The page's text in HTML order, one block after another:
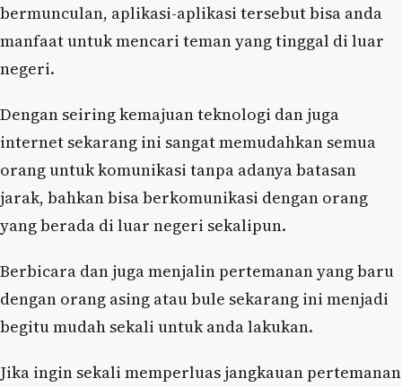
bermunculan, aplikasi-aplikasi tersebut bisa anda
manfaat untuk mencari teman yang tinggal di luar
negeri.
Dengan seiring kemajuan teknologi dan juga
internet sekarang ini sangat memudahkan semua
orang untuk komunikasi tanpa adanya batasan
jarak, bahkan bisa berkomunikasi dengan orang
yang berada di luar negeri sekalipun.
Berbicara dan juga menjalin pertemanan yang baru
dengan orang asing atau bule sekarang ini menjadi
begitu mudah sekali untuk anda lakukan.
Jika ingin sekali memperluas jangkauan pertemanan